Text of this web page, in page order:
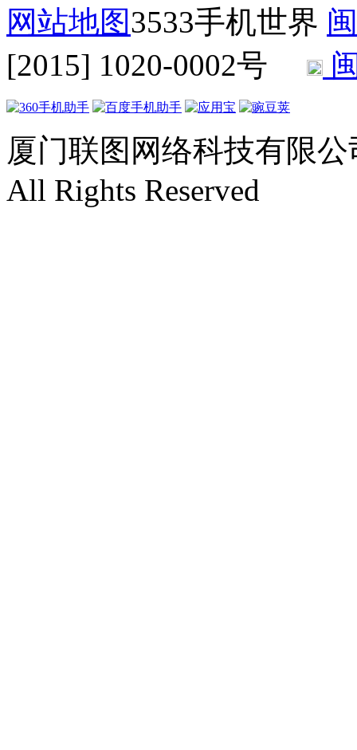
网站地图3533手机世界
[2015] 1020-0002号
厦门联图网络科技有限公
All Rights Reserved